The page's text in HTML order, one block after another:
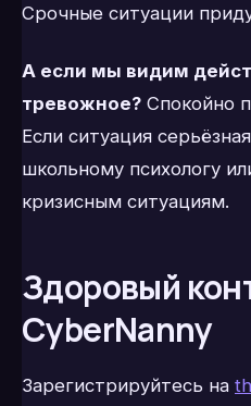
Срочные ситуации
А если мы видим
тревожное? Спокойно
Если ситуация
школьному психологу
кризисным ситуациям.
Здоровый
CyberNanny
Зарегистрируйтесь на